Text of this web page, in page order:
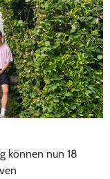
können nun 18